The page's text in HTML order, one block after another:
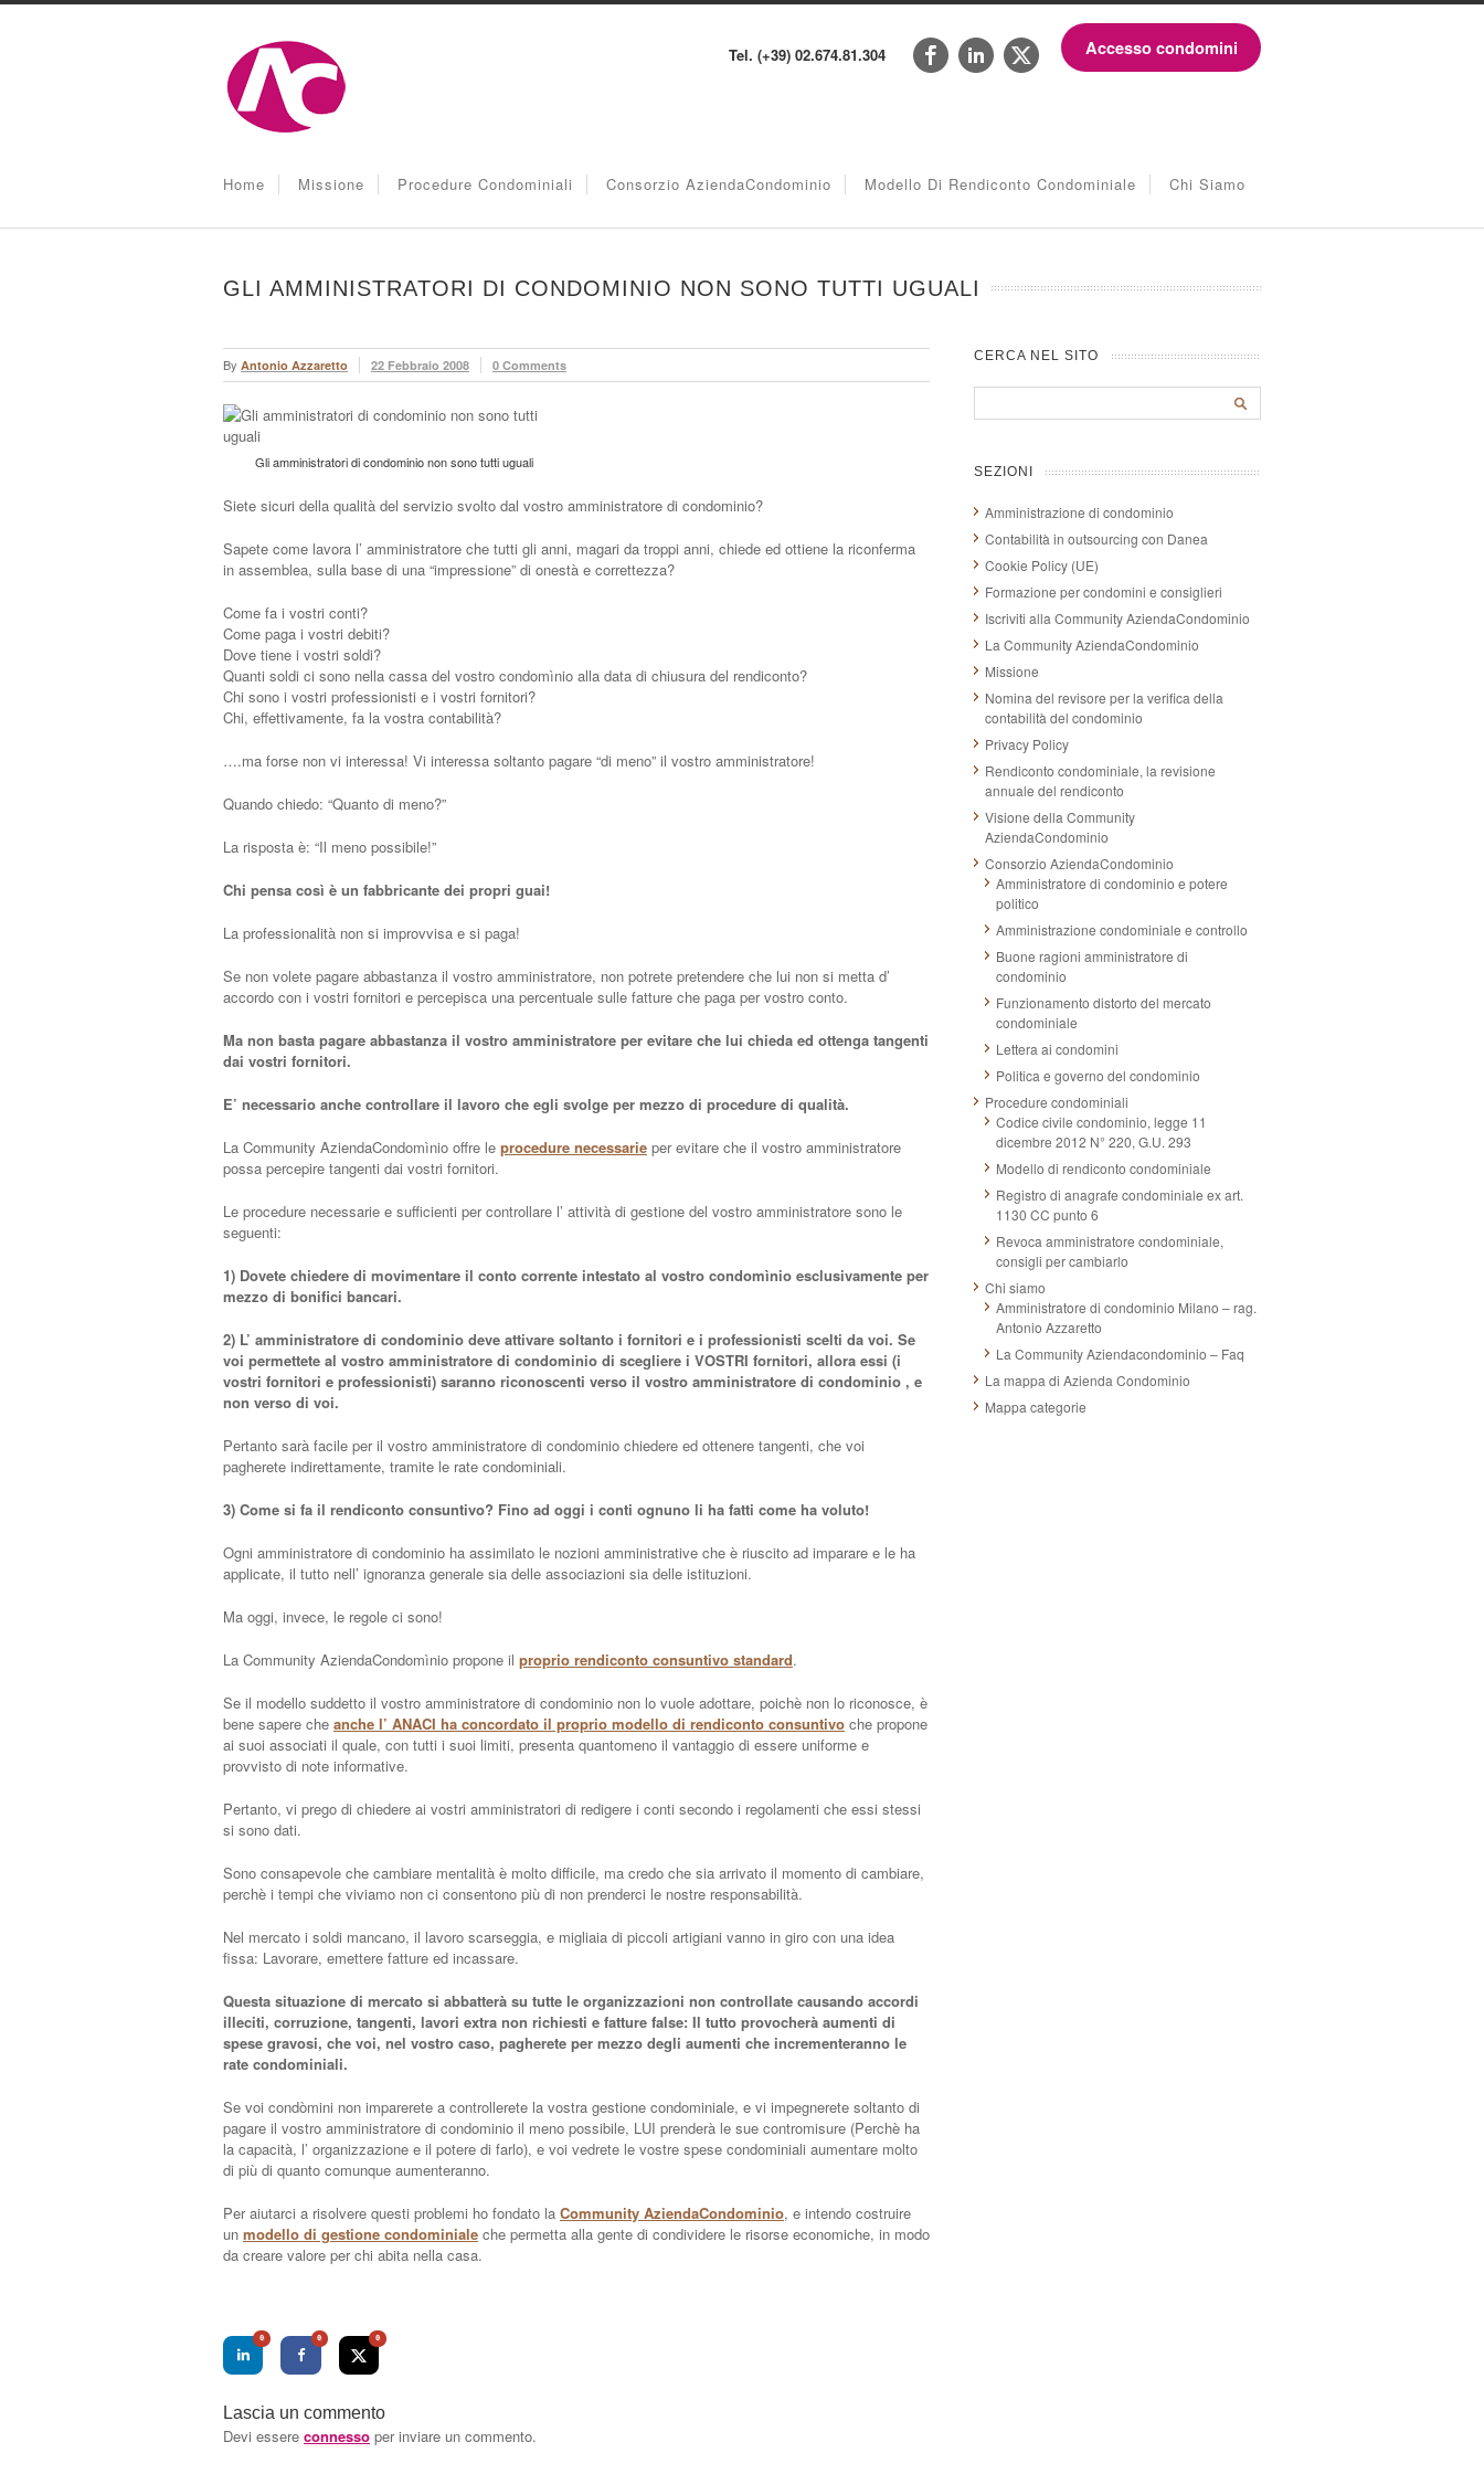
Tel. (+39) 02.674.81.304 Accesso condomini
Home Missione Procedure Condominiali Consorzio AziendaCondominio Modello Di Rendiconto Condominiale Chi Siamo
GLI AMMINISTRATORI DI CONDOMINIO NON SONO TUTTI UGUALI
By Antonio Azzaretto 22 Febbraio 2008 0 Comments
Gli amministratori di condominio non sono tutti uguali
Siete sicuri della qualità del servizio svolto dal vostro amministratore di condominio?
Sapete come lavora l’ amministratore che tutti gli anni, magari da troppi anni, chiede ed ottiene la riconferma
in assemblea, sulla base di una “impressione” di onestà e correttezza?
Come fa i vostri conti?
Come paga i vostri debiti?
Dove tiene i vostri soldi?
Quanti soldi ci sono nella cassa del vostro condomìnio alla data di chiusura del rendiconto?
Chi sono i vostri professionisti e i vostri fornitori?
Chi, effettivamente, fa la vostra contabilità?
….ma forse non vi interessa! Vi interessa soltanto pagare “di meno” il vostro amministratore!
Quando chiedo: “Quanto di meno?”
La risposta è: “Il meno possibile!”
Chi pensa così è un fabbricante dei propri guai!
La professionalità non si improvvisa e si paga!
Se non volete pagare abbastanza il vostro amministratore, non potrete pretendere che lui non si metta d’
accordo con i vostri fornitori e percepisca una percentuale sulle fatture che paga per vostro conto.
Ma non basta pagare abbastanza il vostro amministratore per evitare che lui chieda ed ottenga tangenti
dai vostri fornitori.
E’ necessario anche controllare il lavoro che egli svolge per mezzo di procedure di qualità.
La Community AziendaCondomìnio offre le procedure necessarie per evitare che il vostro amministratore
possa percepire tangenti dai vostri fornitori.
Le procedure necessarie e sufficienti per controllare l’ attività di gestione del vostro amministratore sono le
seguenti:
1) Dovete chiedere di movimentare il conto corrente intestato al vostro condomìnio esclusivamente per
mezzo di bonifici bancari.
2) L’ amministratore di condominio deve attivare soltanto i fornitori e i professionisti scelti da voi. Se
voi permettete al vostro amministratore di condominio di scegliere i VOSTRI fornitori, allora essi (i
vostri fornitori e professionisti) saranno riconoscenti verso il vostro amministratore di condominio , e
non verso di voi.
Pertanto sarà facile per il vostro amministratore di condominio chiedere ed ottenere tangenti, che voi
pagherete indirettamente, tramite le rate condominiali.
3) Come si fa il rendiconto consuntivo? Fino ad oggi i conti ognuno li ha fatti come ha voluto!
Ogni amministratore di condominio ha assimilato le nozioni amministrative che è riuscito ad imparare e le ha
applicate, il tutto nell’ ignoranza generale sia delle associazioni sia delle istituzioni.
Ma oggi, invece, le regole ci sono!
La Community AziendaCondomìnio propone il proprio rendiconto consuntivo standard.
Se il modello suddetto il vostro amministratore di condominio non lo vuole adottare, poichè non lo riconosce, è
bene sapere che anche l’ ANACI ha concordato il proprio modello di rendiconto consuntivo che propone
ai suoi associati il quale, con tutti i suoi limiti, presenta quantomeno il vantaggio di essere uniforme e
provvisto di note informative.
Pertanto, vi prego di chiedere ai vostri amministratori di redigere i conti secondo i regolamenti che essi stessi
si sono dati.
Sono consapevole che cambiare mentalità è molto difficile, ma credo che sia arrivato il momento di cambiare,
perchè i tempi che viviamo non ci consentono più di non prenderci le nostre responsabilità.
Nel mercato i soldi mancano, il lavoro scarseggia, e migliaia di piccoli artigiani vanno in giro con una idea
fissa: Lavorare, emettere fatture ed incassare.
Questa situazione di mercato si abbatterà su tutte le organizzazioni non controllate causando accordi
illeciti, corruzione, tangenti, lavori extra non richiesti e fatture false: Il tutto provocherà aumenti di
spese gravosi, che voi, nel vostro caso, pagherete per mezzo degli aumenti che incrementeranno le
rate condominiali.
Se voi condòmini non imparerete a controllerete la vostra gestione condominiale, e vi impegnerete soltanto di
pagare il vostro amministratore di condominio il meno possibile, LUI prenderà le sue contromisure (Perchè ha
la capacità, l’ organizzazione e il potere di farlo), e voi vedrete le vostre spese condominiali aumentare molto
di più di quanto comunque aumenteranno.
Per aiutarci a risolvere questi problemi ho fondato la Community AziendaCondominio, e intendo costruire
un modello di gestione condominiale che permetta alla gente di condividere le risorse economiche, in modo
da creare valore per chi abita nella casa.
0 0 0
Lascia un commento
Devi essere connesso per inviare un commento.
CERCA NEL SITO
SEZIONI
Amministrazione di condominio
Contabilità in outsourcing con Danea
Cookie Policy (UE)
Formazione per condomini e consiglieri
Iscriviti alla Community AziendaCondominio
La Community AziendaCondominio
Missione
Nomina del revisore per la verifica della
contabilità del condominio
Privacy Policy
Rendiconto condominiale, la revisione
annuale del rendiconto
Visione della Community
AziendaCondominio
Consorzio AziendaCondominio
Amministratore di condominio e potere
politico
Amministrazione condominiale e controllo
Buone ragioni amministratore di
condominio
Funzionamento distorto del mercato
condominiale
Lettera ai condomini
Politica e governo del condominio
Procedure condominiali
Codice civile condominio, legge 11
dicembre 2012 N° 220, G.U. 293
Modello di rendiconto condominiale
Registro di anagrafe condominiale ex art.
1130 CC punto 6
Revoca amministratore condominiale,
consigli per cambiarlo
Chi siamo
Amministratore di condominio Milano – rag.
Antonio Azzaretto
La Community Aziendacondominio – Faq
La mappa di Azienda Condominio
Mappa categorie